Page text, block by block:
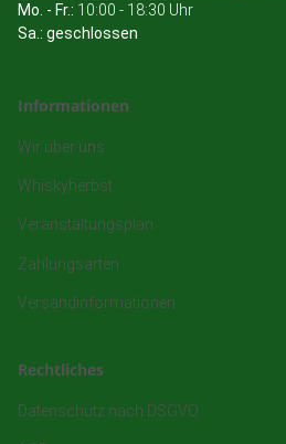
Mo. - Fr.: 10:00 - 18:30 Uhr
Sa.: geschlossen
Informationen
Wir über uns
Whiskyherbst
Veranstaltungsplan
Zahlungsarten
Versandinformationen
Rechtliches
Datenschutz nach DSGVO